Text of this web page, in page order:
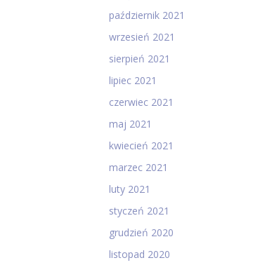
październik 2021
wrzesień 2021
sierpień 2021
lipiec 2021
czerwiec 2021
maj 2021
kwiecień 2021
marzec 2021
luty 2021
styczeń 2021
grudzień 2020
listopad 2020